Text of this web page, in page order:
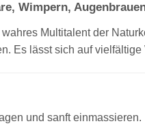
Wimpern,
Multitalent der
Es lässt sich auf
und sanft einmassieren.